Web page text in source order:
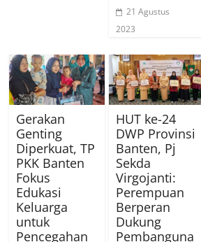
21 Agustus
2023
Gerakan
Genting
Diperkuat, TP
PKK Banten
Fokus
Edukasi
Keluarga
untuk
Pencegahan
HUT ke-24
DWP Provinsi
Banten, Pj
Sekda
Virgojanti:
Perempuan
Berperan
Dukung
Pembanguna